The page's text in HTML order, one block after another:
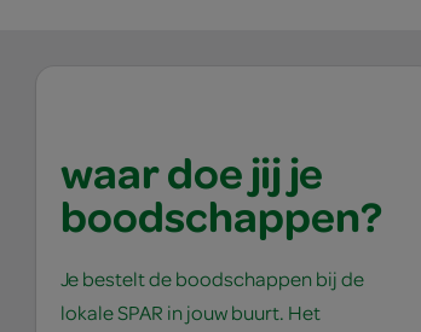
waar doe jij je
boodschappen?
Je bestelt de boodschappen bij de
lokale SPAR in jouw buurt. Het